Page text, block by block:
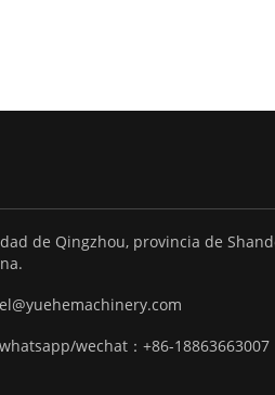
de Qingzhou, provincia de
wechat：+86-18863663007